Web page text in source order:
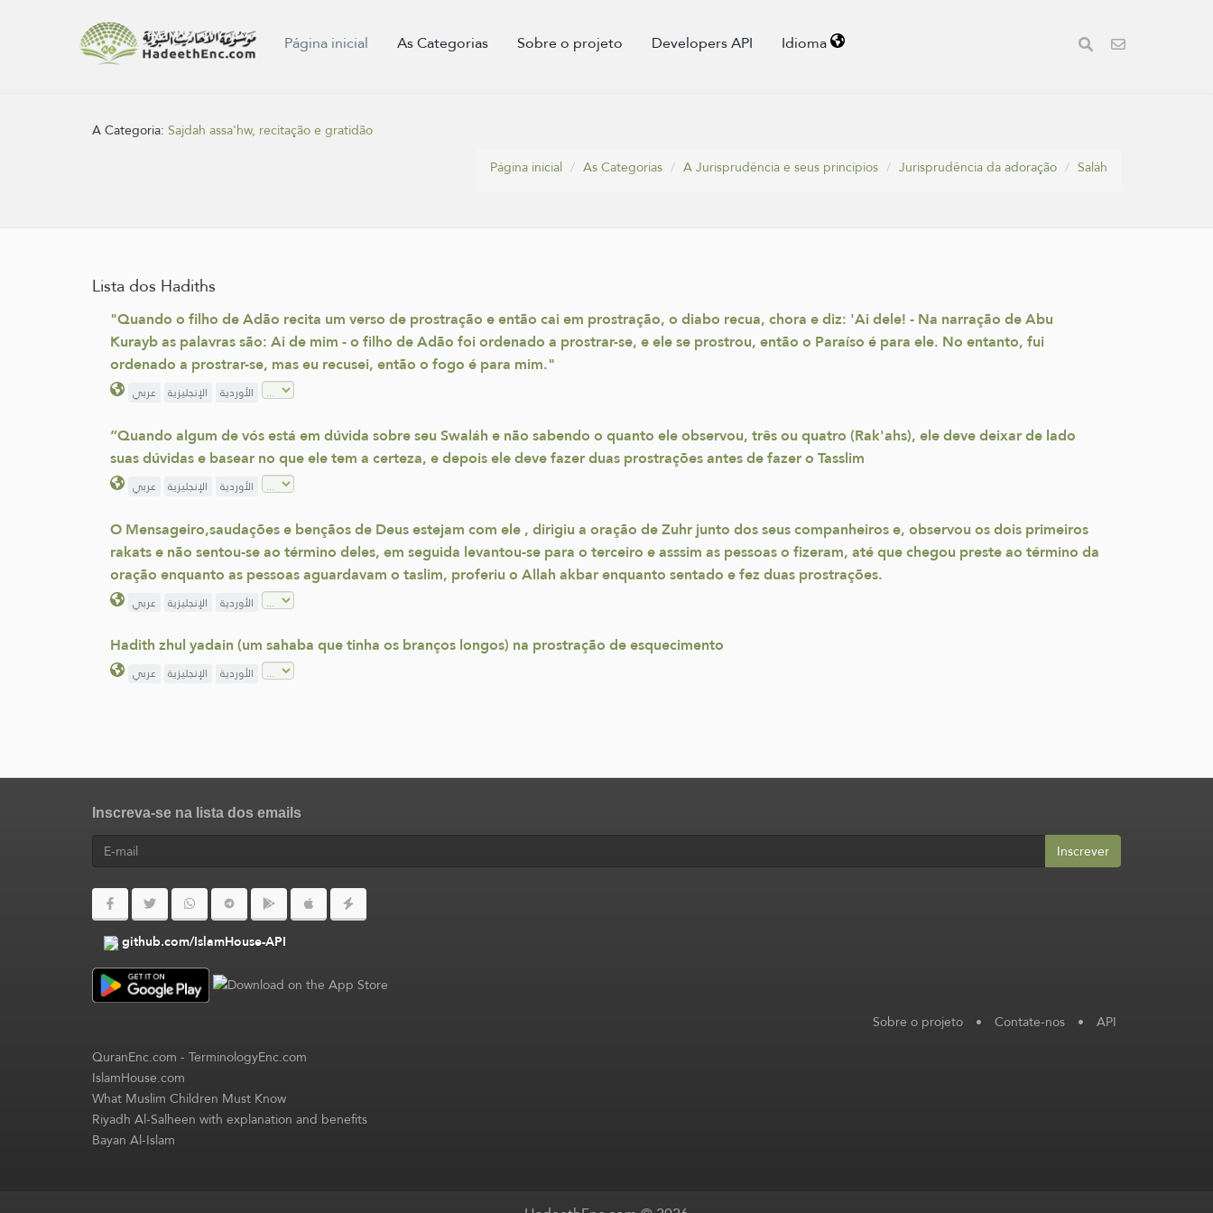
Página inicial As Categorias Sobre o projeto Developers API Idioma
A Categoria:Sajdah assa'hw, recitação e gratidão
Página inicial
As Categorias A Jurisprudência e seus princípios Jurisprudência da adoração Saláh
Lista dos Hadiths
"Quando o filho de Adão recita um verso de prostração e então cai em prostração, o diabo recua, chora e diz: 'Ai dele! - Na narração de Abu
Kurayb as palavras são: Ai de mim - o filho de Adão foi ordenado a prostrar-se, e ele se prostrou, então o Paraíso é para ele. No entanto, fui
ordenado a prostrar-se, mas eu recusei, então o fogo é para mim."
عربي الإنجليزية الأوردية
“Quando algum de vós está em dúvida sobre seu Swaláh e não sabendo o quanto ele observou, três ou quatro (Rak'ahs), ele deve deixar de lado
suas dúvidas e basear no que ele tem a certeza, e depois ele deve fazer duas prostrações antes de fazer o Tasslim
عربي الإنجليزية الأوردية
O Mensageiro,saudações e bençãos de Deus estejam com ele , dirigiu a oração de Zuhr junto dos seus companheiros e, observou os dois primeiros
rakats e não sentou-se ao término deles, em seguida levantou-se para o terceiro e asssim as pessoas o fizeram, até que chegou preste ao término da
oração enquanto as pessoas aguardavam o taslim, proferiu o Allah akbar enquanto sentado e fez duas prostrações.
عربي الإنجليزية الأوردية
Hadith zhul yadain (um sahaba que tinha os branços longos) na prostração de esquecimento
عربي الإنجليزية الأوردية
Inscreva-se na lista dos emails
Inscrever
github.com/IslamHouse-API
Sobre o projeto • Contate-nos • API
QuranEnc.com-TerminologyEnc.com
IslamHouse.com
What Muslim Children Must Know
Riyadh Al-Salheen with explanation and benefits
Bayan Al-Islam